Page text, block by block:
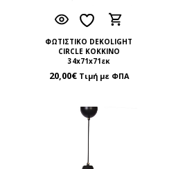
ΦΩΤΙΣΤΙΚΟ DEKOLIGHT
CIRCLE ΚΟΚΚΙΝΟ
34x71x71εκ
20,00€ Τιμή με ΦΠΑ